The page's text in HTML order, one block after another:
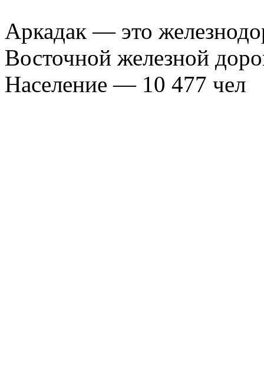
Аркадак — это
Восточной железной
Население — 10 477 чел